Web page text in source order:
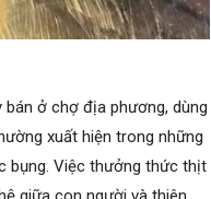
ở chợ địa phương, dùng
xuất hiện trong những
bụng. Việc thưởng thức thịt